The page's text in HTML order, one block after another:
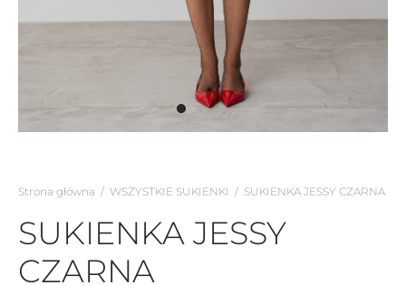
Strona główna / WSZYSTKIE SUKIENKI / SUKIENKA JESSY CZARNA
SUKIENKA JESSY
CZARNA